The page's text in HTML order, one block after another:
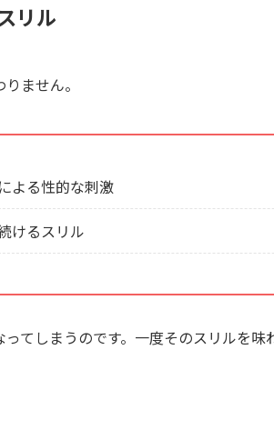
リル
ません。
よる性的な刺激
けるスリル
てしまうのです。一度そのスリルを味